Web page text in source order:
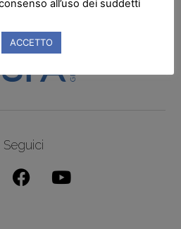
Seguici
all’uso dei suddetti
ACCETTO